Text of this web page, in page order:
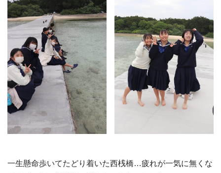
一生懸命歩いてたどり着いた西桟橋…疲れが一気に無くな